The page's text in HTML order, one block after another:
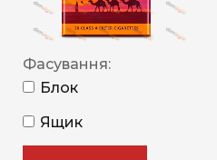
Фасування:
Блок
Ящик